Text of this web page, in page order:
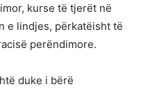
kurse të tjerët në
e lindjes, përkatëisht të
perëndimore.
duke i bërë